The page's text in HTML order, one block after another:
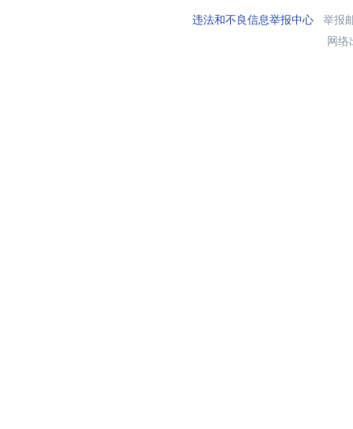
违法和不良信息举报中心举报
网